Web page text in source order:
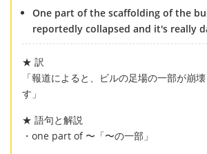
One part of the scaffolding of the
reportedly collapsed and it's really
★ 訳
「報道によると、ビルの足場の一部が崩
す」
★ 語句と解説
・one part of 〜「〜の一部」